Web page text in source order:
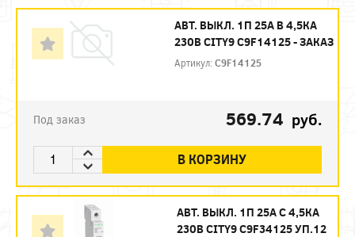
АВТ. ВЫКЛ. 1П 25А B 4,5КА
230В CITY9 C9F14125 - ЗАКАЗ
Артикул:C9F14125
Под заказ 569.74 руб.
В КОРЗИНУ
АВТ. ВЫКЛ. 1П 25А С 4,5КА
230В CITY9 C9F34125 УП.12